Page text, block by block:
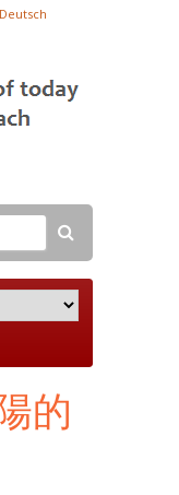
Deutsch
的